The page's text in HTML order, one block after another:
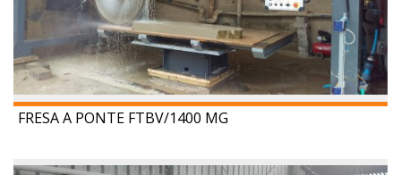
FRESA A PONTE FTBV/1400 MG